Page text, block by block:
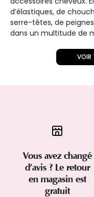
d’élastiques, de
serre-têtes, de
dans un multitude de
VOIR
Vous avez changé
d’avis ? Le retour
en magasin est
gratuit